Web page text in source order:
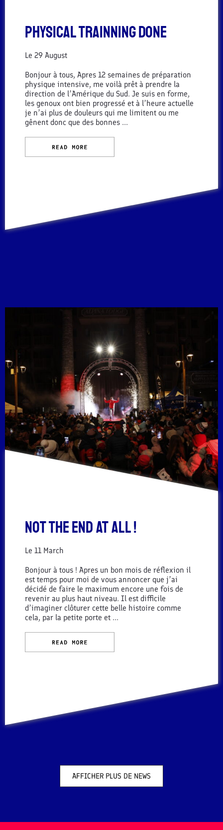
Physical Trainning Done
Le 29 August
Bonjour à tous, Apres 12 semaines de préparation
physique intensive, me voilà prêt à prendre la
direction de l’Amérique du Sud. Je suis en forme,
les genoux ont bien progressé et à l’heure actuelle
je n’ai plus de douleurs qui me limitent ou me
gênent donc que des bonnes ...
Not The End at All !
Le 11 March
Bonjour à tous ! Apres un bon mois de réflexion il
est temps pour moi de vous annoncer que j’ai
décidé de faire le maximum encore une fois de
revenir au plus haut niveau. Il est difficile
d’imaginer clôturer cette belle histoire comme
cela, par la petite porte et ...
AFFICHER PLUS DE NEWS